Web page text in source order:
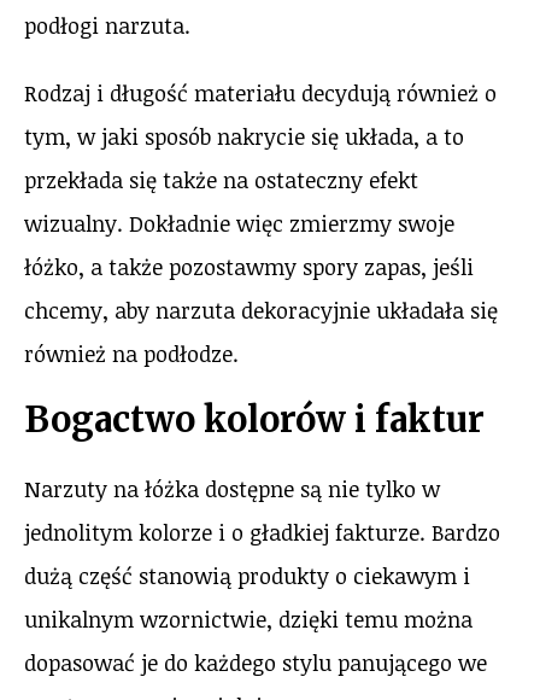
podłogi narzuta.
Rodzaj i długość materiału decydują również o
tym, w jaki sposób nakrycie się układa, a to
przekłada się także na ostateczny efekt
wizualny. Dokładnie więc zmierzmy swoje
łóżko, a także pozostawmy spory zapas, jeśli
chcemy, aby narzuta dekoracyjnie układała się
również na podłodze.
Bogactwo kolorów i faktur
Narzuty na łóżka dostępne są nie tylko w
jednolitym kolorze i o gładkiej fakturze. Bardzo
dużą część stanowią produkty o ciekawym i
unikalnym wzornictwie, dzięki temu można
dopasować je do każdego stylu panującego we